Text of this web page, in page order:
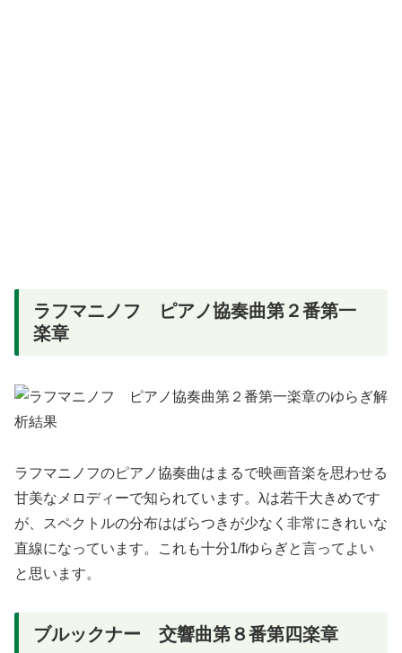
ラフマニノフ ピアノ協奏曲第２番第一
楽章
ラフマニノフのピアノ協奏曲はまるで映画音楽を思わせる
甘美なメロディーで知られています。λは若干大きめです
が、スペクトルの分布はばらつきが少なく非常にきれいな
直線になっています。これも十分1/fゆらぎと言ってよい
と思います。
ブルックナー 交響曲第８番第四楽章